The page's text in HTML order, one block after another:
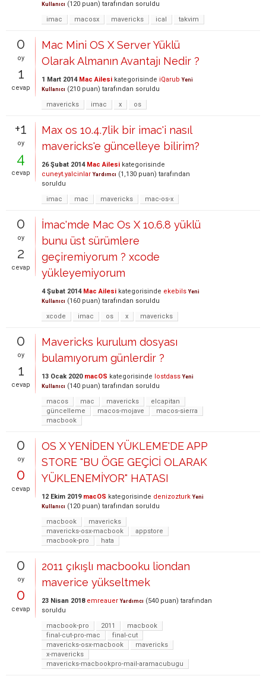
Kullanıcı (120 puan) tarafından soruldu
imac
macosx mavericks ical takvim
0
oy
1
cevap
Mac Mini OS X Server Yüklü
Olarak Almanın Avantajı Nedir ?
1 Mart 2014 Mac Ailesi kategorisinde iQarub Yeni
Kullanıcı (210 puan) tarafından soruldu
mavericks
imac x os
+1
oy
4
cevap
Max os 10.4.7lik bir imac'i nasıl
mavericks'e güncelleye bilirim?
26 Şubat 2014 Mac Ailesi kategorisinde
cuneyt.yalcinlar Yardımcı (1,130 puan) tarafından
soruldu
imac
mac mavericks mac-os-x
0
oy
2
cevap
İmac'mde Mac Os X 10.6.8 yüklü
bunu üst sürümlere
geçiremiyorum ? xcode
yükleyemiyorum
4 Şubat 2014 Mac Ailesi kategorisinde ekebils Yeni
Kullanıcı (160 puan) tarafından soruldu
xcode
imac os x mavericks
0
oy
1
cevap
Mavericks kurulum dosyası
bulamıyorum günlerdir ?
13 Ocak 2020 macOS kategorisinde lostdass Yeni
Kullanıcı (140 puan) tarafından soruldu
macos
mac mavericks
elcapitan
güncelleme
macos-mojave
macos-sierra
macbook
0
oy
0
cevap
OS X YENİDEN YÜKLEME'DE APP
STORE "BU ÖGE GEÇİCİ OLARAK
YÜKLENEMİYOR" HATASI
12 Ekim 2019 macOS kategorisinde denizozturk Yeni
Kullanıcı (120 puan) tarafından soruldu
macbook
mavericks
mavericks-osx-macbook
appstore
macbook-pro
hata
0
oy
0
cevap
2011 çıkışlı macbooku liondan
maverice yükseltmek
23 Nisan 2018 emreauer Yardımcı (540 puan) tarafından
soruldu
macbook-pro
2011
macbook
final-cut-pro-mac
final-cut
mavericks-osx-macbook
mavericks
x-mavericks
mavericks-macbookpro-mail-aramacubugu